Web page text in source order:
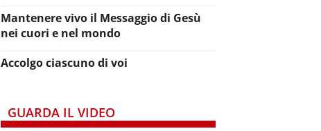
Mantenere vivo il Messaggio di Gesù
nei cuori e nel mondo
Accolgo ciascuno di voi
GUARDA IL VIDEO